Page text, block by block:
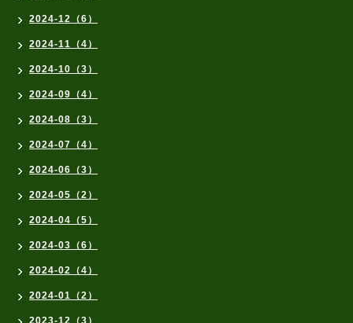
2024-12（6）
2024-11（4）
2024-10（3）
2024-09（4）
2024-08（3）
2024-07（4）
2024-06（3）
2024-05（2）
2024-04（5）
2024-03（6）
2024-02（4）
2024-01（2）
2023-12（3）